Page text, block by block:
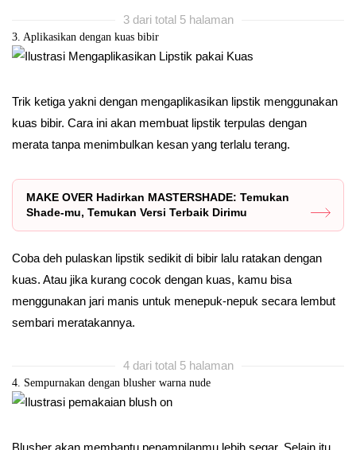
3 dari total 5 halaman
3. Aplikasikan dengan kuas bibir
Trik ketiga yakni dengan mengaplikasikan lipstik menggunakan
kuas bibir. Cara ini akan membuat lipstik terpulas dengan
merata tanpa menimbulkan kesan yang terlalu terang.
MAKE OVER Hadirkan MASTERSHADE: Temukan
Shade-mu, Temukan Versi Terbaik Dirimu
Coba deh pulaskan lipstik sedikit di bibir lalu ratakan dengan
kuas. Atau jika kurang cocok dengan kuas, kamu bisa
menggunakan jari manis untuk menepuk-nepuk secara lembut
sembari meratakannya.
4 dari total 5 halaman
4. Sempurnakan dengan blusher warna nude